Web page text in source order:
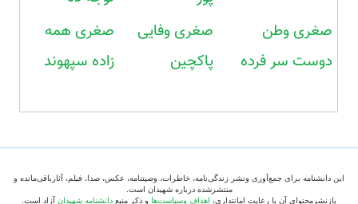
صغری وطن
دوست سر فرده
صغری وفایی
پاکچین
صغری همه
زاده سپهوند
این دانشنامه برای جمع‌آوری ونشر زندگی‌نامه، خاطرات، وصیتنامه، عکس، صدا، فیلم، آثارباقی‌مانده و
منتشرشده درباره شهیدان است.
بازنشرمحتوای آن با رعایت امانتداری، اهداف وسیاست‌ها و ذکر منبع دانشنامه شهیدان آزاد است.